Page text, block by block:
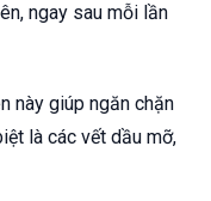
ngay sau mỗi lần
này giúp ngăn chặn
là các vết dầu mỡ,